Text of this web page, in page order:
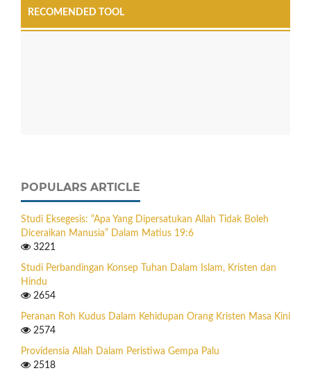
RECOMENDED TOOL
POPULARS ARTICLE
Studi Eksegesis: “Apa Yang Dipersatukan Allah Tidak Boleh
Diceraikan Manusia” Dalam Matius 19:6
3221
Studi Perbandingan Konsep Tuhan Dalam Islam, Kristen dan
Hindu
2654
Peranan Roh Kudus Dalam Kehidupan Orang Kristen Masa Kini
2574
Providensia Allah Dalam Peristiwa Gempa Palu
2518